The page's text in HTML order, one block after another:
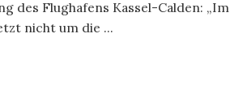
des Flughafens Kassel-Calden: „Im
nicht um die ...